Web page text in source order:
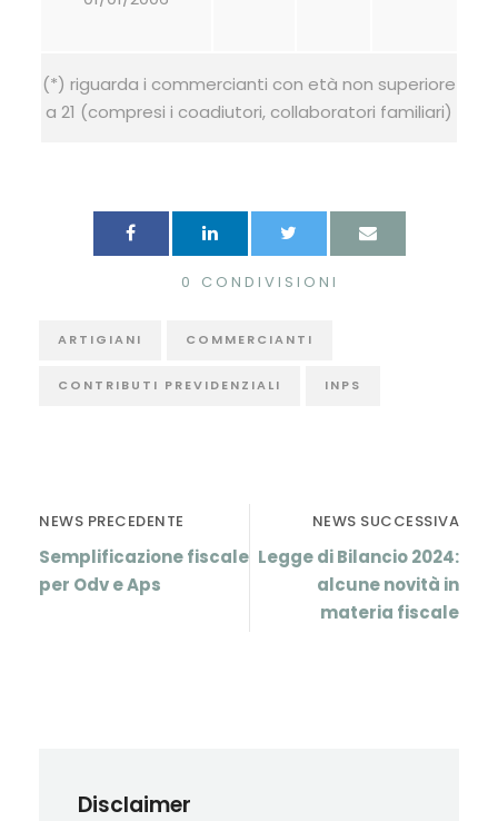
(*) riguarda i commercianti con età non superiore
a 21 (compresi i coadiutori, collaboratori familiari)
0 CONDIVISIONI
ARTIGIANI COMMERCIANTI
CONTRIBUTI PREVIDENZIALI INPS
NEWS PRECEDENTE
Semplificazione fiscale
per Odv e Aps
NEWS SUCCESSIVA
Legge di Bilancio 2024:
alcune novità in
materia fiscale
Disclaimer